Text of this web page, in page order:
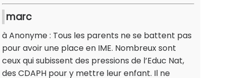
marc
à Anonyme : Tous les parents ne se battent pas
pour avoir une place en IME. Nombreux sont
ceux qui subissent des pressions de l’Educ Nat,
des CDAPH pour y mettre leur enfant. Il ne